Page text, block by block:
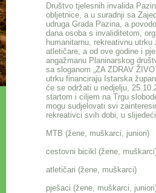
Društvo tjelesnih invalida
obljetnice, a u suradnji sa
udruga Grada Pazina, a
dana osoba s invaliditetom,
humanitarnu, rekreativnu utrku
atletičare, a od ove godine i
angažmanu Planinarskog
sa sloganom „ZA ZDRAV
utrku financiraju Istarska
će se održati u nedjelju,
startom i ciljem na Trgu
mogu sudjelovati svi
rekreativci svih dobi, u
MTB (žene, muškarci, juniori)
cestovni bicikl (žene,
atletičari (žene, muškarci)
pješaci (žene, muškarci,